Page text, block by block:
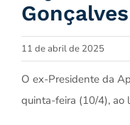
11 de abril de 2025
O ex-Presidente da
quinta-feira (10/4), ao